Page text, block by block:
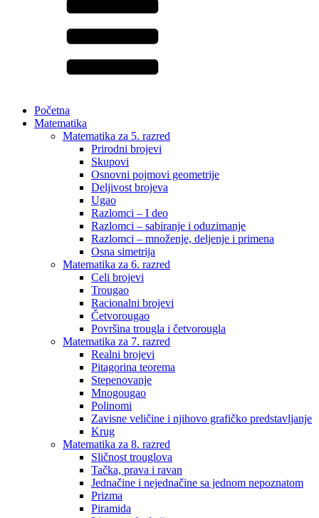
Početna
Matematika
Matematika za 5. razred
Prirodni brojevi
Skupovi
Osnovni pojmovi geometrije
Deljivost brojeva
Ugao
Razlomci – I deo
Razlomci – sabiranje i oduzimanje
Razlomci – množenje, deljenje i primena
Osna simetrija
Matematika za 6. razred
Celi brojevi
Trougao
Racionalni brojevi
Četvorougao
Površina trougla i četvorougla
Matematika za 7. razred
Realni brojevi
Pitagorina teorema
Stepenovanje
Mnogougao
Polinomi
Zavisne veličine i njihovo grafičko predstavljanje
Krug
Matematika za 8. razred
Sličnost trouglova
Tačka, prava i ravan
Jednačine i nejednačine sa jednom nepoznatom
Prizma
Piramida